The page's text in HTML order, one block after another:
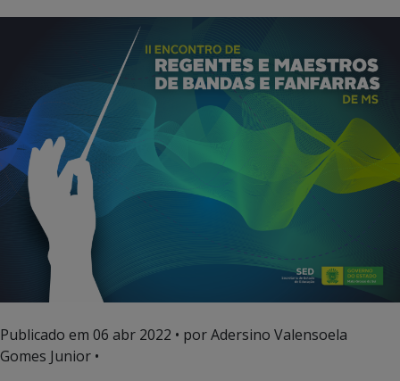
Publicado em 06 abr 2022 • por Adersino Valensoela
Gomes Junior •